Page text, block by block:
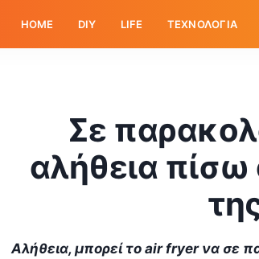
HOME DIY LIFE ΤΕΧΝΟΛΟΓΙΑ
Σε
αλήθεια
Αλήθεια, μπορεί το air fryer να σε